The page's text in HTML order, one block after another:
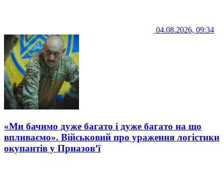
04.08.2026, 09:34
«Ми бачимо дуже багато і дуже багато на що
впливаємо». Військовий про ураження логістики
окупантів у Приазов’ї